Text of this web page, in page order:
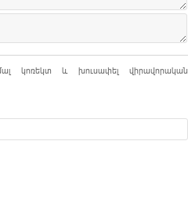
կոռեկտ և խուսափել վիրավորական